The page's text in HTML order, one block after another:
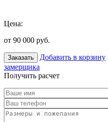
Цена:
от 90 000 руб.
Заказать Добавить в корзину
замерщика
Получить расчет